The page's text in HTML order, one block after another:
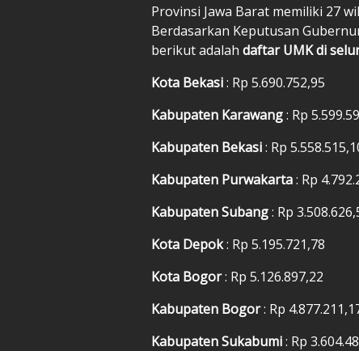
Provinsi Jawa Barat memiliki 27
Berdasarkan Keputusan
berikut adalah daftar UMK di
Kota Bekasi: Rp 5.690.752,95
Kabupaten Karawang: Rp
Kabupaten Bekasi: Rp
Kabupaten Purwakarta: Rp
Kabupaten Subang: Rp
Kota Depok: Rp 5.195.721,78
Kota Bogor: Rp 5.126.897,22
Kabupaten Bogor: Rp
Kabupaten Sukabumi: Rp